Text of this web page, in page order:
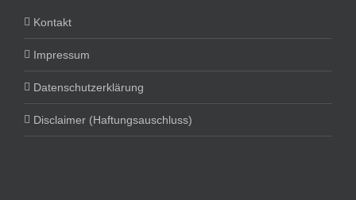
Kontakt
Impressum
Datenschutzerklärung
Disclaimer (Haftungsauschluss)